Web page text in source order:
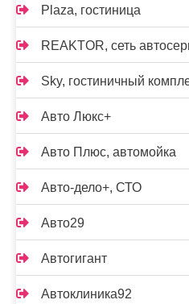
Plaza, гостиница
REAKTOR, сеть
Sky, гостиничный
Авто Люкс+
Авто Плюс, автомойка
Авто-дело+, СТО
Авто29
Автогигант
Автоклиника92